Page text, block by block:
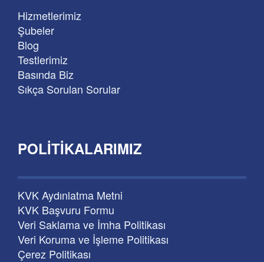
Hizmetlerimiz
Şubeler
Blog
Testlerimiz
Basında Biz
Sıkça Sorulan Sorular
POLITIKALARIMIZ
KVK Aydınlatma Metni
KVK Başvuru Formu
Veri Saklama ve İmha Politikası
Veri Koruma ve İşleme Politikası
Çerez Politikası